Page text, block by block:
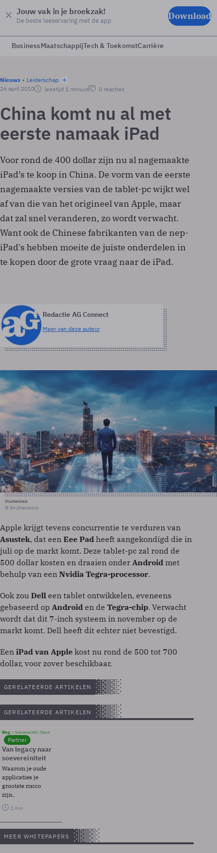
Jouw vak in je broekzak!
De beste leeservaring met de app Download
BusinessMaatschappijTech & ToekomstCarrière
Nieuws
Leiderschap
26 april 2010
leestijd 1 minuut 0 reacties
China komt nu al met
eerste namaak iPad
Voor rond de 400 dollar zijn nu al nagemaakte
iPad’s te koop in China. De vorm van de eerste
nagemaakte versies van de tablet-pc wijkt wel
af van die van het origineel van Apple, maar
dat zal snel veranderen, zo wordt verwacht.
Want ook de Chinese fabrikanten van de nep-
iPad's hebben moeite de juiste onderdelen in
te kopen door de grote vraag naar de iPad.
Redactie AG Connect
Meer van deze auteur
Shutterstock
© Shutterstock
Apple krijgt tevens concurrentie te verduren van
Asustek, dat een Eee Pad heeft aangekondigd die in
juli op de markt komt. Deze tablet-pc zal rond de
500 dollar kosten en draaien onder Android met
behulp van een Nvidia Tegra-processor.
Ook zou Dell een tablet ontwikkelen, eveneens
gebaseerd op Android en de Tegra-chip. Verwacht
wordt dat dit 7-inch systeem in november op de
markt komt. Dell heeft dit echter niet bevestigd.
Een iPad van Apple kost nu rond de 500 tot 700
dollar, voor zover beschikbaar.
GERELATEERDE ARTIKELEN
GERELATEERDE ARTIKELEN
Blog Soevereinteit, Cloud
Partner
Van legacy naar
soevereiniteit
Waarom je oude
applicaties je
grootste risico
zijn.
1 min
MEER WHITEPAPERS